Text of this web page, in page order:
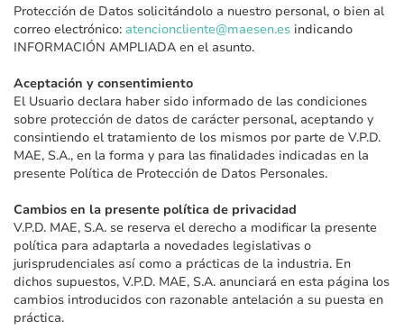
Protección de Datos solicitándolo a nuestro personal, o bien al
correo electrónico: atencioncliente@maesen.es indicando
INFORMACIÓN AMPLIADA en el asunto.
Aceptación y consentimiento
El Usuario declara haber sido informado de las condiciones
sobre protección de datos de carácter personal, aceptando y
consintiendo el tratamiento de los mismos por parte de V.P.D.
MAE, S.A., en la forma y para las finalidades indicadas en la
presente Política de Protección de Datos Personales.
Cambios en la presente política de privacidad
V.P.D. MAE, S.A. se reserva el derecho a modificar la presente
política para adaptarla a novedades legislativas o
jurisprudenciales así como a prácticas de la industria. En
dichos supuestos, V.P.D. MAE, S.A. anunciará en esta página los
cambios introducidos con razonable antelación a su puesta en
práctica.